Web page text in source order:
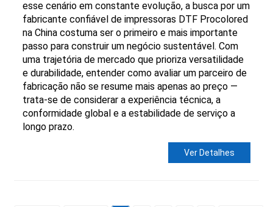
esse cenário em constante evolução, a busca por um
fabricante confiável de impressoras DTF Procolored
na China costuma ser o primeiro e mais importante
passo para construir um negócio sustentável. Com
uma trajetória de mercado que prioriza versatilidade
e durabilidade, entender como avaliar um parceiro de
fabricação não se resume mais apenas ao preço —
trata-se de considerar a experiência técnica, a
conformidade global e a estabilidade de serviço a
longo prazo.
Ver Detalhes